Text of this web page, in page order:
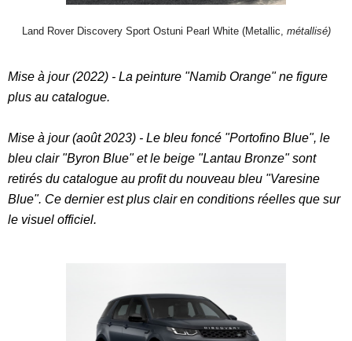
Land Rover Discovery Sport Ostuni Pearl White (Metallic, métallisé)
Mise à jour (2022) - La peinture "Namib Orange" ne figure
plus au catalogue.
Mise à jour (août 2023) - Le bleu foncé "Portofino Blue", le
bleu clair "Byron Blue" et le beige "Lantau Bronze" sont
retirés du catalogue au profit du nouveau bleu "Varesine
Blue". Ce dernier est plus clair en conditions réelles que sur
le visuel officiel.